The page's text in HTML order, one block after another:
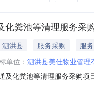
粪池等清理服务采
洪县 服务采购
服务
单位： 泗洪县美佳物业管理
及化粪池等清理服务采购
提出询问，请按以下方式